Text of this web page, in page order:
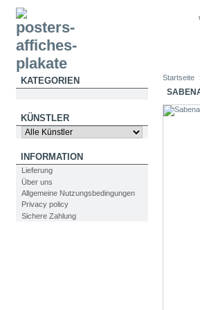
KATEGORIEN
KÜNSTLER
INFORMATION
Lieferung
Über uns
Allgemeine Nutzungsbedingungen
Privacy policy
Sichere Zahlung
Startseite